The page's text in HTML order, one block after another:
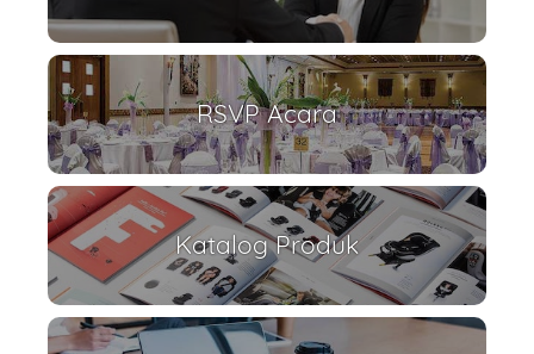
RSVP Acara
Katalog Produk